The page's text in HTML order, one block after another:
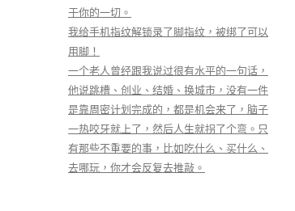
于你的一切。
我给手机指纹解锁录了脚指纹，被绑了可以
用脚！
一个老人曾经跟我说过很有水平的一句话，
他说跳槽、创业、结婚、换城市，没有一件
是靠周密计划完成的，都是机会来了，脑子
一热咬牙就上了，然后人生就拐了个弯。只
有那些不重要的事，比如吃什么、买什么、
去哪玩，你才会反复去推敲。